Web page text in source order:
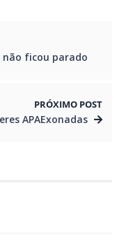
não ficou parado
PRÓXIMO POST
APAExonadas